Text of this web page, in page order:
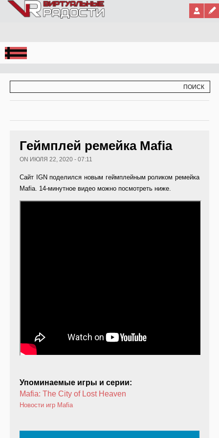
Jump to Navigation
Геймплей ремейка Mafia
ON ИЮЛЯ 22, 2020 - 07:11
Сайт IGN поделился новым геймплейным роликом ремейка
Mafia. 14-минутное видео можно посмотреть ниже.
Упоминаемые игры и серии:
Mafia: The City of Lost Heaven
Новости игр Mafia